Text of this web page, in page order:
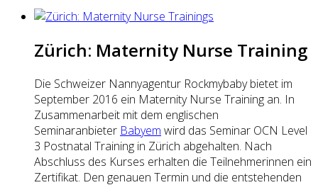
Zürich: Maternity Nurse Training
Die Schweizer Nannyagentur Rockmybaby bietet im
September 2016 ein Maternity Nurse Training an. In
Zusammenarbeit mit dem englischen
Seminaranbieter Babyem wird das Seminar OCN Level
3 Postnatal Training in Zürich abgehalten. Nach
Abschluss des Kurses erhalten die Teilnehmerinnen ein
Zertifikat. Den genauen Termin und die entstehenden